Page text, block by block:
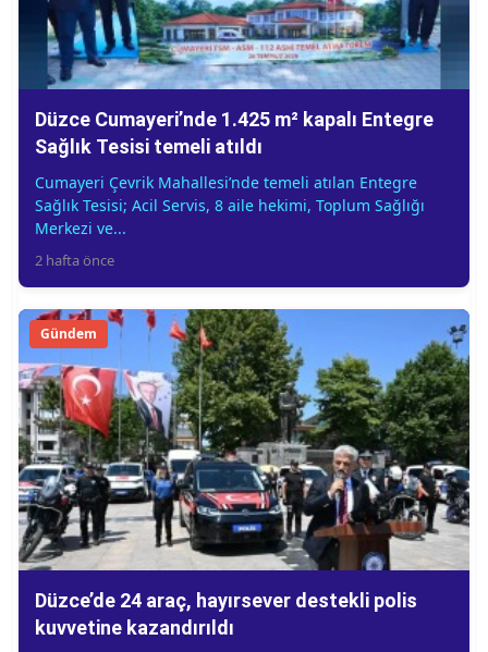
Düzce Cumayeri’nde 1.425 m² kapalı Entegre
Sağlık Tesisi temeli atıldı
Cumayeri Çevrik Mahallesi’nde temeli atılan Entegre
Sağlık Tesisi; Acil Servis, 8 aile hekimi, Toplum Sağlığı
Merkezi ve...
2 hafta önce
Gündem
Düzce’de 24 araç, hayırsever destekli polis
kuvvetine kazandırıldı